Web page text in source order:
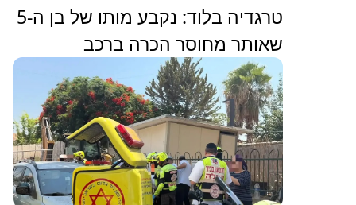
טרגדיה בלוד: נקבע מותו של בן ה-5
שאותר מחוסר הכרה ברכב